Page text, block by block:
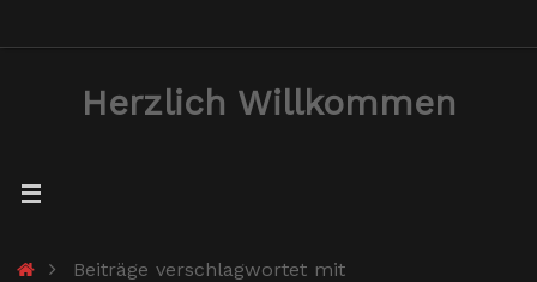
Herzlich Willkommen
StartBeiträge verschlagwortet mit